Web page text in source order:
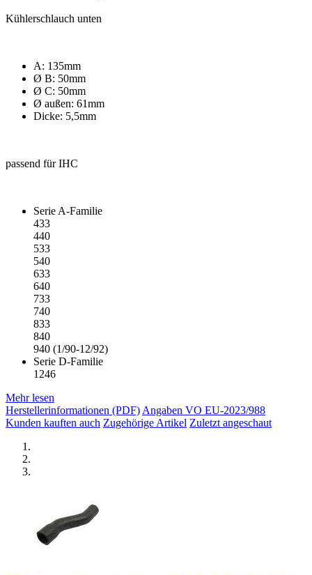
Kühlerschlauch unten
A: 135mm
Ø B: 50mm
Ø C: 50mm
Ø außen: 61mm
Dicke: 5,5mm
passend für IHC
Serie A-Familie
433
440
533
540
633
640
733
740
833
840
940 (1/90-12/92)
Serie D-Familie
1246
Mehr lesen
Herstellerinformationen (PDF)Angaben VO EU-2023/988
Kunden kauften auch Zugehörige Artikel Zuletzt angeschaut